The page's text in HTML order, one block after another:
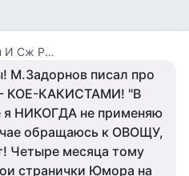
Вадим Козлов-Член Сп И Сж России.будут Вопросы -Звоните 8 926 571 18 95
М.Задорнов писал про
- КОЕ-КАКИСТАМИ! "В
я НИКОГДА не применяю
обращаюсь к ОВОЩУ,
Четыре месяца тому
странички Юмора на